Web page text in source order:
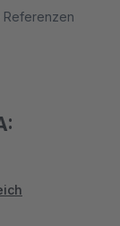
Referenzen